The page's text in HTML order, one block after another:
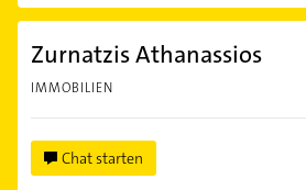
Zurnatzis Athanassios
IMMOBILIEN
Chat starten